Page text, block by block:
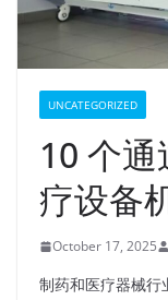
UNCATEGORIZED
10 个
疗设备
October 17, 2025
制药和医疗器械行